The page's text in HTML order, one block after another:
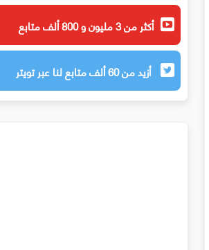
أكثر من 3 مليون و 800 ألف متابع
أزيد من 60 ألف متابع لنا عبر تويتر